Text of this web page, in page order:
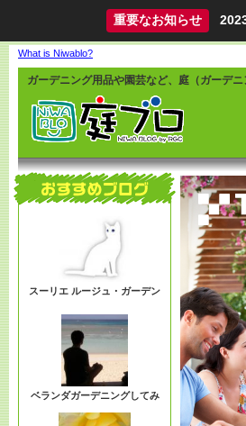
重要なお知らせ
What is Niwablo?
ガーデニング用品や園芸など、庭（ガーデ
スーリエ ルージュ・ガーデン
ベランダガーデニングしてみ